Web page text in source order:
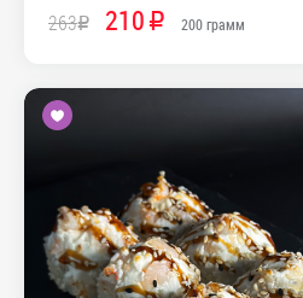
263R 210R 200грамм